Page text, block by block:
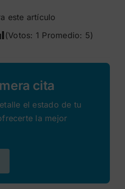
este artículo
(Votos: 1 Promedio: 5)
cita
el estado de tu
la mejor